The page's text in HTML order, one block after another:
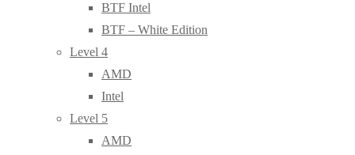
BTF Intel
BTF – White Edition
Level 4
AMD
Intel
Level 5
AMD